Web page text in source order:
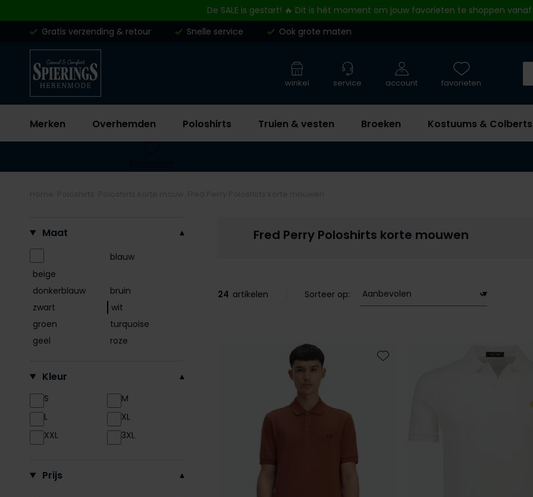
De SALE is gestart! 🔥 Dit is hét moment om jouw favorieten te shoppen vanaf
Gratis verzending & retour
Snelle service Ook grote maten
Merken Overhemden Poloshirts Truien & vesten Broeken Kostuums & Colberts
winkel service account favorieten
Fred Perry Poloshirts korte mouwen
Maat
beige
blauw
donkerblauw
bruin
zwart
wit
groen
turquoise
geel
roze
Kleur
S
M
L
XL
XXL
3XL
Prijs
24 artikelen Sorteer op: